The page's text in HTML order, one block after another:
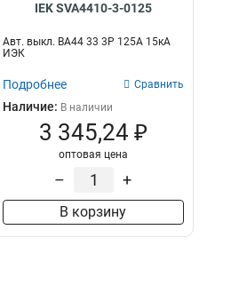
IEK SVA4410-3-0125
Авт. выкл. ВА44 33 3Р 125А 15кА
ИЭК
Подробнее Сравнить
Наличие: В наличии
3 345,24 ₽
оптовая цена
– +
В корзину